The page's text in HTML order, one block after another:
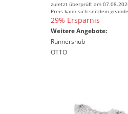
zuletzt überprüft am
Preis kann sich seitdem
29% Ersparnis
Weitere Angebote:
Runnershub
OTTO